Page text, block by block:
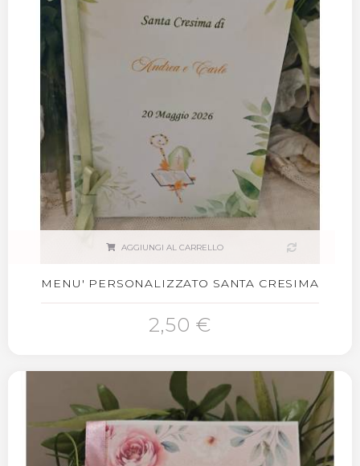
AGGIUNGI AL CARRELLO
MENU' PERSONALIZZATO SANTA CRESIMA
2,50 €